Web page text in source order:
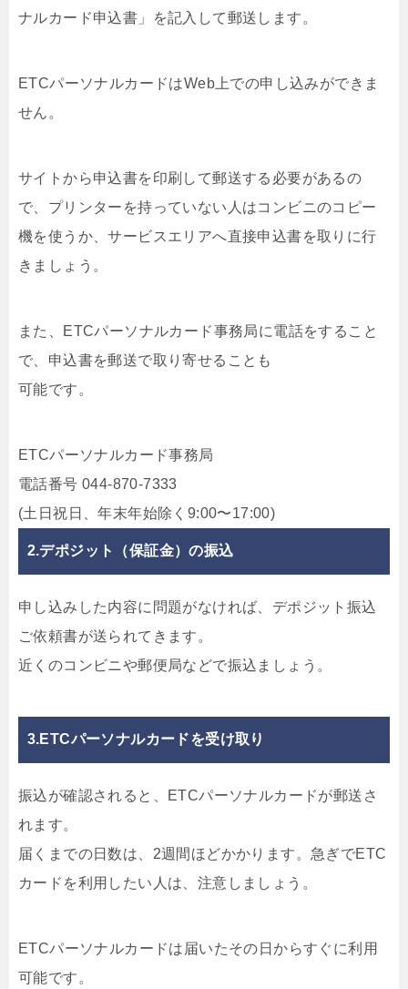
ナルカード申込書」を記入して郵送します。
ETCパーソナルカードはWeb上での申し込みができま
せん 。
サイトから申込書を印刷して郵送する必要があるの
で、プリンターを持っていない人はコンビニのコピー
機を使うか、サービスエリアへ直接申込書を取りに行
きましょう。
また、ETCパーソナルカード事務局に電話をすること
で、申込書を郵送で取り寄せることも
可能です。
ETCパーソナルカード事務局
電話番号 044-870-7333
(土日祝日、年末年始除く9:00〜17:00)
2.デポジット（保証金）の振込
申し込みした内容に問題がなければ、デポジット振込
ご依頼書が送られてきます。
近くのコンビニや郵便局などで振込ましょう。
3.ETCパーソナルカードを受け取り
振込が確認されると、ETCパーソナルカードが郵送さ
れます。
届くまでの日数は、 2週間ほどかかります。急ぎでETC
カードを利用したい人は、注意しましょう。
ETCパーソナルカードは届いたその日からすぐに利用
可能です。